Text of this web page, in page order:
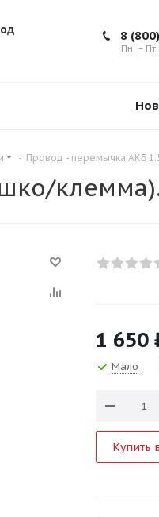
8
Пн. –
- Провод - перемычка АКБ
1 650
Мало
Купить